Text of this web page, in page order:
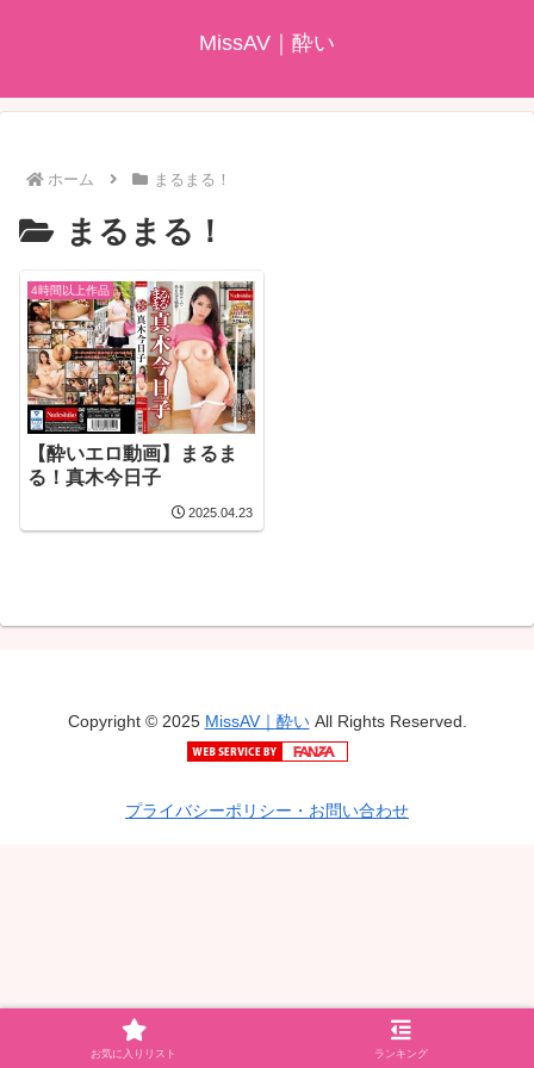
MissAV｜酔い
ホーム まるまる！
まるまる！
4時間以上作品
【酔いエロ動画】まるま
る！真木今日子
2025.04.23
Copyright © 2025 MissAV｜酔いAll Rights Reserved.
プライバシーポリシー・お問い合わせ
お気に入りリスト ランキング